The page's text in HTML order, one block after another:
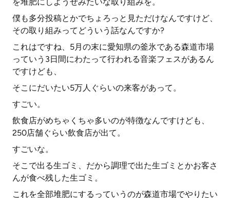
僕も多分投稿とかでちょろっと見ただけなんですけど、
その取り組みってどういう話なんですか?
これはですね、5月の末に愛知県の釜氷である森道市場
っていう3日間にわたって行われる音楽フェスがあるん
ですけども、
そこにだいたい5万人ぐらいの来客があって。
すごい。
飲食店がめちゃくちゃ多いのが特徴なんですけども、
250店舗ぐらい飲食店が出て。
すごいな。
そこで出る生ゴミ、だから調理で出た生ゴミとかお客さ
んが食べ残した生ゴミ。
これを全部堆肥にするっていうのが森道市場でやりたい